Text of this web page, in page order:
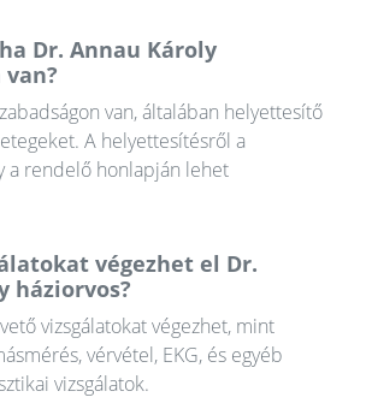
Dr. Annau Károly
van?
van, általában helyettesítő
A helyettesítésről a
a rendelő honlapján lehet
végezhet el Dr.
háziorvos?
vizsgálatokat végezhet, mint
vérvétel, EKG, és egyéb
vizsgálatok.